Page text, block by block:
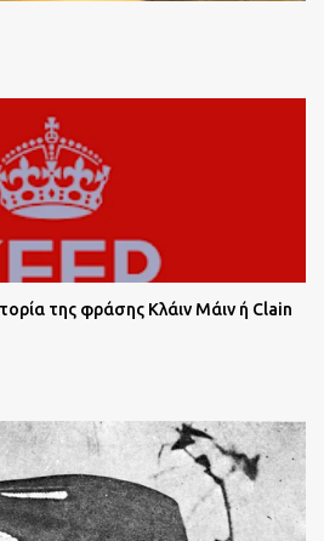
της φράσης Κλάιν Μάιν ή Clain